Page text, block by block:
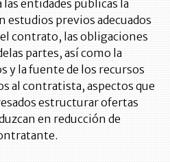
las entidades públicas la
estudios previos adecuados
contrato, las obligaciones
partes, así como la
y la fuente de los recursos
al contratista, aspectos que
estructurar ofertas
en reducción de